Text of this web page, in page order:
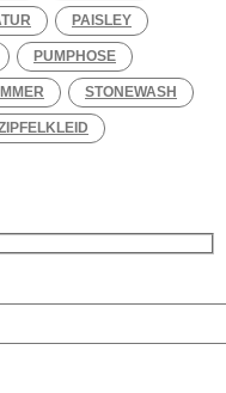
PAISLEY
PUMPHOSE
STONEWASH